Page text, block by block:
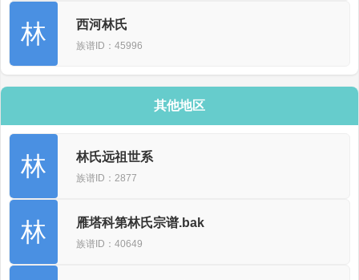
林 西河林氏
族谱ID：45996
其他地区
林 林氏远祖世系
族谱ID：2877
林 雁塔科第林氏宗谱.bak
族谱ID：40649